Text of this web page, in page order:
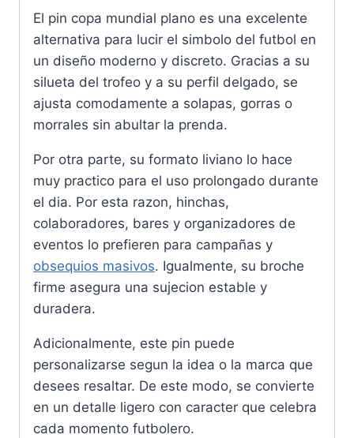
El pin copa mundial plano es una excelente
alternativa para lucir el simbolo del futbol en
un diseño moderno y discreto. Gracias a su
silueta del trofeo y a su perfil delgado, se
ajusta comodamente a solapas, gorras o
morrales sin abultar la prenda.
Por otra parte, su formato liviano lo hace
muy practico para el uso prolongado durante
el dia. Por esta razon, hinchas,
colaboradores, bares y organizadores de
eventos lo prefieren para campañas y
obsequios masivos. Igualmente, su broche
firme asegura una sujecion estable y
duradera.
Adicionalmente, este pin puede
personalizarse segun la idea o la marca que
desees resaltar. De este modo, se convierte
en un detalle ligero con caracter que celebra
cada momento futbolero.